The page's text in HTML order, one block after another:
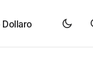
Dollaro